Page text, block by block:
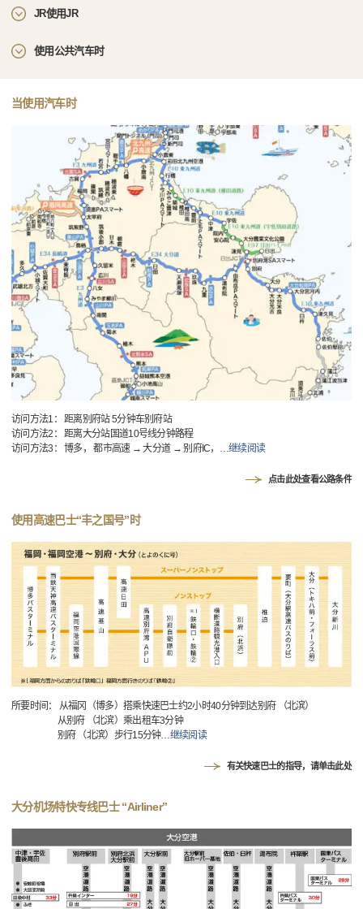
JR使用JR
使用公共汽车时
当使用汽车时
访问方法1： 距离别府站 5分钟车别府站
访问方法2： 距离大分站国道10号线分钟路程
访问方法3： 博多， 都市高速 → 大分道 → 别府IC， …继续阅读
点击此处查看公路条件
使用高速巴士“丰之国号”时
所要时间： 从福冈（博多）搭乘快速巴士约2小时40分钟到达别府 （北滨）
从别府 （北滨）乘出租车3分钟
别府 （北滨）步行15分钟…继续阅读
有关快速巴士的指导，请单击此处
大分机场特快专线巴士 “Airliner”